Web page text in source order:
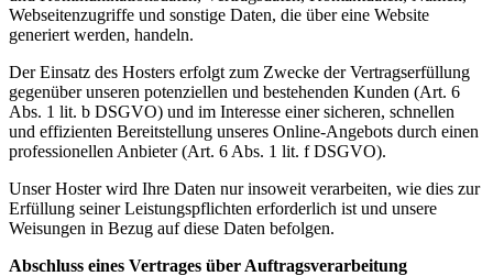
Webseitenzugriffe und sonstige Daten, die über eine Website
generiert werden, handeln.
Der Einsatz des Hosters erfolgt zum Zwecke der Vertragserfüllung
gegenüber unseren potenziellen und bestehenden Kunden (Art. 6
Abs. 1 lit. b DSGVO) und im Interesse einer sicheren, schnellen
und effizienten Bereitstellung unseres Online-Angebots durch einen
professionellen Anbieter (Art. 6 Abs. 1 lit. f DSGVO).
Unser Hoster wird Ihre Daten nur insoweit verarbeiten, wie dies zur
Erfüllung seiner Leistungspflichten erforderlich ist und unsere
Weisungen in Bezug auf diese Daten befolgen.
Abschluss eines Vertrages über Auftragsverarbeitung